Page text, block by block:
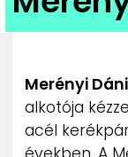
Merényi
alkotója
acél